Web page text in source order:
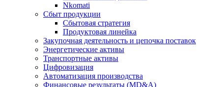
Nkomati
Сбыт продукции
Сбытовая стратегия
Продуктовая линейка
Закупочная деятельность и цепочка поставок
Энергетические активы
Транспортные активы
Цифровизация
Автоматизация производства
Финансовые результаты (MD&A)